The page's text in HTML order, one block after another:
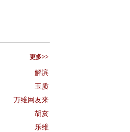
更多>>
解滨
玉质
万维网友来
胡亥
乐维